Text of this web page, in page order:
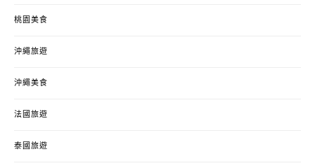
桃園美食
沖繩旅遊
沖繩美食
法國旅遊
泰國旅遊